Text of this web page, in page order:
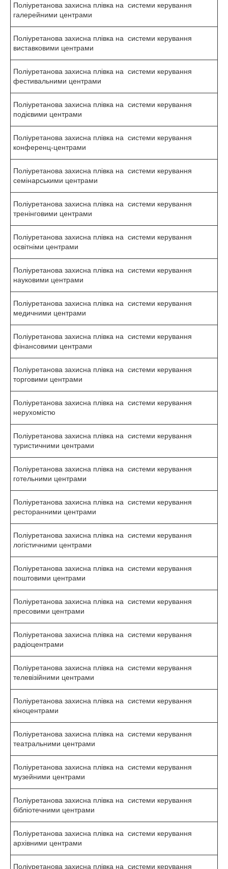
Поліуретанова захисна плівка на системи керування
галерейними центрами
Поліуретанова захисна плівка на системи керування
виставковими центрами
Поліуретанова захисна плівка на системи керування
фестивальними центрами
Поліуретанова захисна плівка на системи керування
подієвими центрами
Поліуретанова захисна плівка на системи керування
конференц-центрами
Поліуретанова захисна плівка на системи керування
семінарськими центрами
Поліуретанова захисна плівка на системи керування
тренінговими центрами
Поліуретанова захисна плівка на системи керування
освітніми центрами
Поліуретанова захисна плівка на системи керування
науковими центрами
Поліуретанова захисна плівка на системи керування
медичними центрами
Поліуретанова захисна плівка на системи керування
фінансовими центрами
Поліуретанова захисна плівка на системи керування
торговими центрами
Поліуретанова захисна плівка на системи керування
нерухомістю
Поліуретанова захисна плівка на системи керування
туристичними центрами
Поліуретанова захисна плівка на системи керування
готельними центрами
Поліуретанова захисна плівка на системи керування
ресторанними центрами
Поліуретанова захисна плівка на системи керування
логістичними центрами
Поліуретанова захисна плівка на системи керування
поштовими центрами
Поліуретанова захисна плівка на системи керування
пресовими центрами
Поліуретанова захисна плівка на системи керування
радіоцентрами
Поліуретанова захисна плівка на системи керування
телевізійними центрами
Поліуретанова захисна плівка на системи керування
кіноцентрами
Поліуретанова захисна плівка на системи керування
театральними центрами
Поліуретанова захисна плівка на системи керування
музейними центрами
Поліуретанова захисна плівка на системи керування
бібліотечними центрами
Поліуретанова захисна плівка на системи керування
архівними центрами
Поліуретанова захисна плівка на системи керування